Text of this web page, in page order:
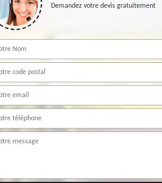
Demandez votre devis gratuitement